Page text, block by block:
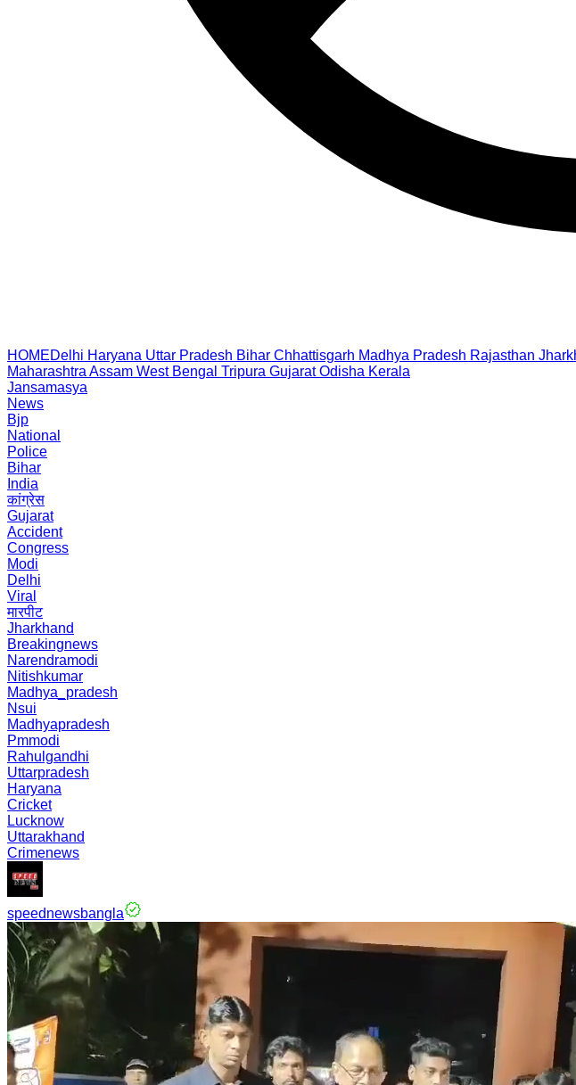
HOMEDelhi Haryana Uttar Pradesh Bihar Chhattisgarh Madhya Pradesh Rajasthan
Maharashtra Assam West Bengal Tripura Gujarat Odisha Kerala
Jansamasya
News
Bjp
National
Police
Bihar
India
कांग्रेस
Gujarat
Accident
Congress
Modi
Delhi
Viral
मारपीट
Jharkhand
Breakingnews
Narendramodi
Nitishkumar
Madhya_pradesh
Nsui
Madhyapradesh
Pmmodi
Rahulgandhi
Uttarpradesh
Haryana
Cricket
Lucknow
Uttarakhand
Crimenews
speednewsbangla